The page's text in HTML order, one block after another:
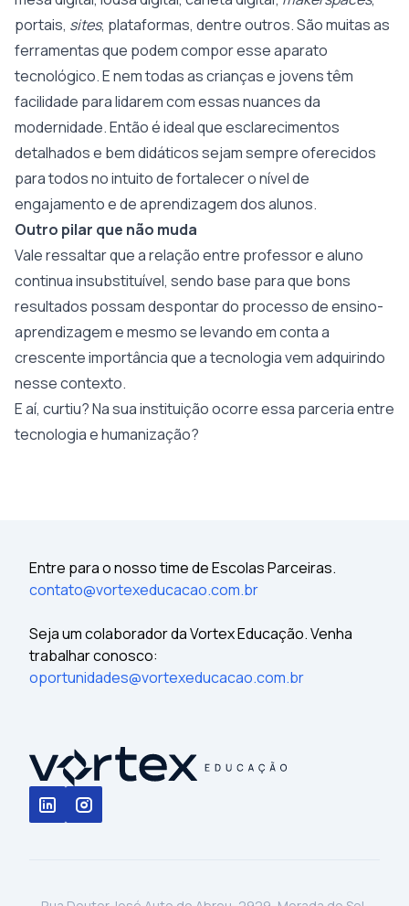
portais, sites, plataformas, dentre outros. São muitas as
ferramentas que podem compor esse aparato
tecnológico. E nem todas as crianças e jovens têm
facilidade para lidarem com essas nuances da
modernidade. Então é ideal que esclarecimentos
detalhados e bem didáticos sejam sempre oferecidos
para todos no intuito de fortalecer o nível de
engajamento e de aprendizagem dos alunos.
Outro pilar que não muda
Vale ressaltar que a relação entre professor e aluno
continua insubstituível, sendo base para que bons
resultados possam despontar do processo de ensino-
aprendizagem e mesmo se levando em conta a
crescente importância que a tecnologia vem adquirindo
nesse contexto.
E aí, curtiu? Na sua instituição ocorre essa parceria entre
tecnologia e humanização?
Entre para o nosso time de Escolas Parceiras.
contato@vortexeducacao.com.br
Seja um colaborador da Vortex Educação. Venha
trabalhar conosco:
oportunidades@vortexeducacao.com.br